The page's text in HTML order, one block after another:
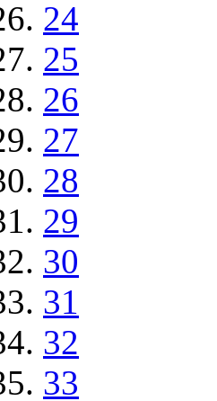
24
25
26
27
28
29
30
31
32
33